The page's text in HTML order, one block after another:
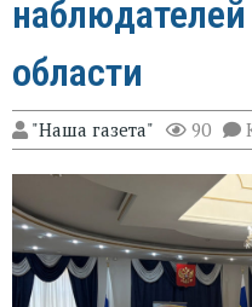
области
"Наша газета" 90